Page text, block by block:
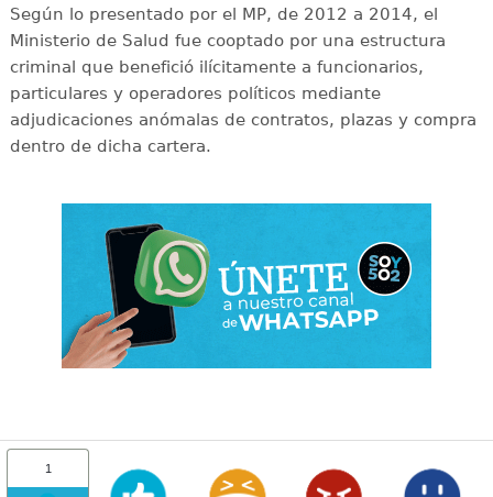
Según lo presentado por el MP, de 2012 a 2014, el
Ministerio de Salud fue cooptado por una estructura
criminal que benefició ilícitamente a funcionarios,
particulares y operadores políticos mediante
adjudicaciones anómalas de contratos, plazas y compra
dentro de dicha cartera.
1